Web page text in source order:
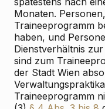
Monaten.
Traineeprogramm
haben, und
Dienstverhältnis
sind zum
der Stadt Wien
Traineeprogramm